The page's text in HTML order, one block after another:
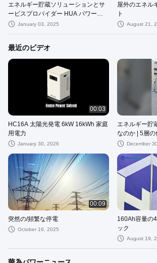
エネルギー貯蔵ソリューションとサ
ービスプロバイダー HUA パワーア
ウトドア オールインワンキャビネッ
January 03, 2025
屋外のエネル
ト
August 21,
最近のビデオ
00:03
HC16A 太陽光発電 6kW 16kWh 家庭
用電力
January 30, 2026
エネルギー貯
なのか | 5層の
December
00:09
突然の/頻繁な停電
October 16, 2025
160Ah容量の
ック
August 19,